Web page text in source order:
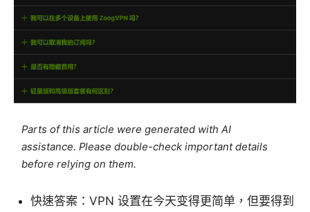
Parts of this article were generated with AI
assistance. Please double-check important details
before relying on them.
快速答案：VPN 设置在今天变得更简单，但要得到